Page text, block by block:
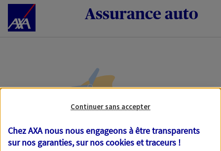
Accéder au Contenu Assurance auto
Veuillez patienter, nous
Continuer sans accepter
Chez AXA nous nous engageons à être transparents
sur nos garanties, sur noscookies et traceurs !